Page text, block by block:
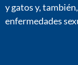
y gatos y,
enfermedades